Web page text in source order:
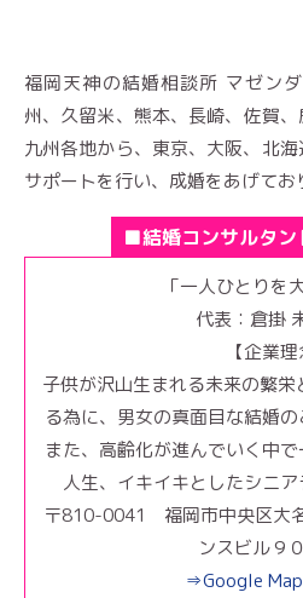
福岡天神の結婚相談所 マゼン
州、久留米、熊本、長崎、佐賀
九州各地から、東京、大阪、北
サポートを行い、成婚をあげてお
■結婚コンサルタ
「一人ひとりを
代表：倉掛
【企業理
子供が沢山生まれる未来の繁
る為に、男女の真面目な結婚の
また、高齢化が進んでいく中
人生、イキイキとしたシニア
〒810-0041 福岡市中央区大
ンスビル９
⇒Google